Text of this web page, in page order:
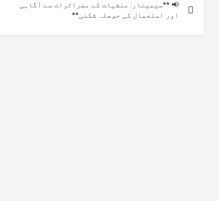
کی
نیویگیشن
📢 **سیمینار: منشیات کے مضراثرات سے آگاہی
اور استعمال کی حوصلہ شکنی**